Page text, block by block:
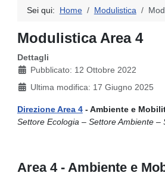
Sei qui: Home Modulistica
Modulistica Area 4
Dettagli
Pubblicato: 12 Ottobre 2022
Ultima modifica: 17 Giugno 2025
Direzione Area 4- Ambiente e
Settore Ecologia – Settore Ambiente –
Area 4 - Ambiente e